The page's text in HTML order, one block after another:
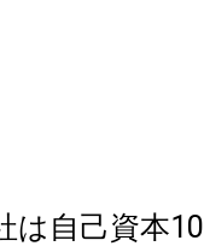
は自己資本